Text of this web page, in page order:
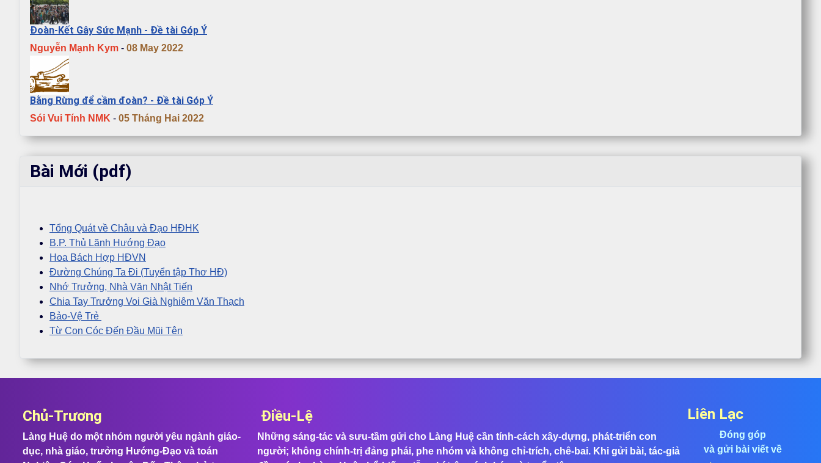
Bài Mới (pdf)
Tổng Quát về Châu và Đạo HĐHK
B.P. Thủ Lãnh Hướng Đạo
Hoa Bách Hợp HĐVN
Đường Chúng Ta Đi (Tuyển tập Thơ HĐ)
Nhớ Trưởng, Nhà Văn Nhật Tiến
Chia Tay Trưởng Voi Già Nghiêm Văn Thạch
Bảo-Vệ Trẻ
Từ Con Cóc Đến Đầu Mũi Tên
Đoàn-Kết Gây Sức Mạnh - Đề tài Góp Ý
Nguyễn Mạnh Kym - 08 May 2022
Bằng Rừng để cầm đoàn? - Đề tài Góp Ý
Sói Vui Tính NMK - 05 Tháng Hai 2022
Chủ-Trương
Làng Huệ do một nhóm người yêu ngành giáo-
dục, nhà giáo, trưởng Hướng-Đạo và toán
Điều-Lệ
Những sáng-tác và sưu-tầm gửi cho Làng Huệ cần tính-cách xây-dựng, phát-triển con
người; không chính-trị đảng phái, phe nhóm và không chỉ-trích, chê-bai. Khi gửi bài, tác-giả
Liên Lạc
Đóng góp
và gửi bài viết về